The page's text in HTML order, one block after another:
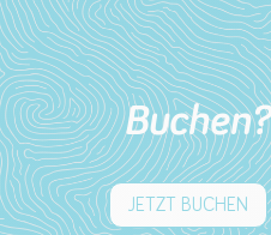
Buchen?
JETZT BUCHEN